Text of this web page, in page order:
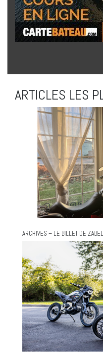
ARTICLES LES
ARCHIVES – LE BILLET DE